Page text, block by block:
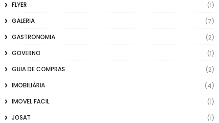
FLYER
(1)
GALERIA
(7)
GASTRONOMIA
(2)
GOVERNO
(1)
GUIA DE COMPRAS
(2)
IMOBILIÁRIA
(4)
IMOVEL FACIL
(1)
JOSAT
(1)